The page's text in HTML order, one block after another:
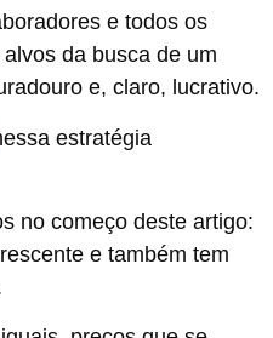
e todos os
da busca de um
e, claro, lucrativo.
estratégia
no começo deste artigo:
e também tem